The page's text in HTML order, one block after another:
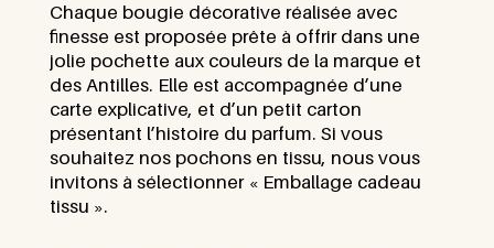
Chaque bougie décorative réalisée avec
finesse est proposée prête à offrir dans une
jolie pochette aux couleurs de la marque et
des Antilles. Elle est accompagnée d’une
carte explicative, et d’un petit carton
présentant l’histoire du parfum. Si vous
souhaitez nos pochons en tissu, nous vous
invitons à sélectionner « Emballage cadeau
tissu ».